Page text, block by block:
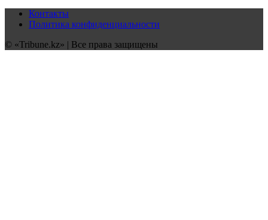
Контакты
Политика конфиденциальности
© «Tribune.kz» | Все права защищены